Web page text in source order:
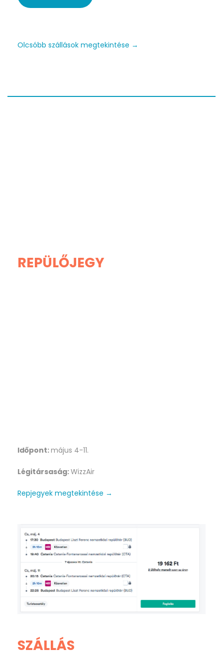
Olcsóbb szállások megtekintése →
REPÜLŐJEGY
Időpont:május 4-11.
Légitársaság:WizzAir
Repjegyek megtekintése →
SZÁLLÁS